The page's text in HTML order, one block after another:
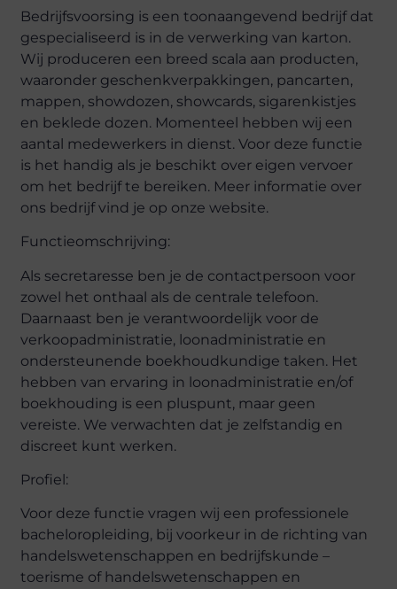
Bedrijfsvoorsing is een toonaangevend bedrijf dat
gespecialiseerd is in de verwerking van karton.
Wij produceren een breed scala aan producten,
waaronder geschenkverpakkingen, pancarten,
mappen, showdozen, showcards, sigarenkistjes
en beklede dozen. Momenteel hebben wij een
aantal medewerkers in dienst. Voor deze functie
is het handig als je beschikt over eigen vervoer
om het bedrijf te bereiken. Meer informatie over
ons bedrijf vind je op onze website.
Functieomschrijving:
Als secretaresse ben je de contactpersoon voor
zowel het onthaal als de centrale telefoon.
Daarnaast ben je verantwoordelijk voor de
verkoopadministratie, loonadministratie en
ondersteunende boekhoudkundige taken. Het
hebben van ervaring in loonadministratie en/of
boekhouding is een pluspunt, maar geen
vereiste. We verwachten dat je zelfstandig en
discreet kunt werken.
Profiel:
Voor deze functie vragen wij een professionele
bacheloropleiding, bij voorkeur in de richting van
handelswetenschappen en bedrijfskunde –
toerisme of handelswetenschappen en